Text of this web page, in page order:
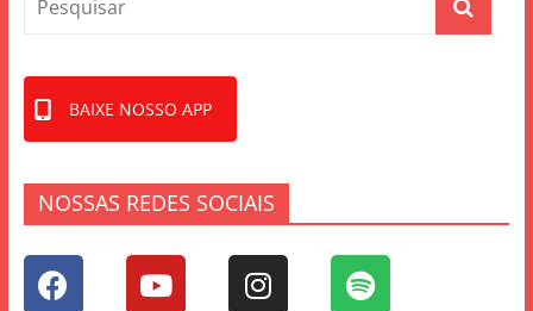
BAIXE NOSSO APP
NOSSAS REDES SOCIAIS